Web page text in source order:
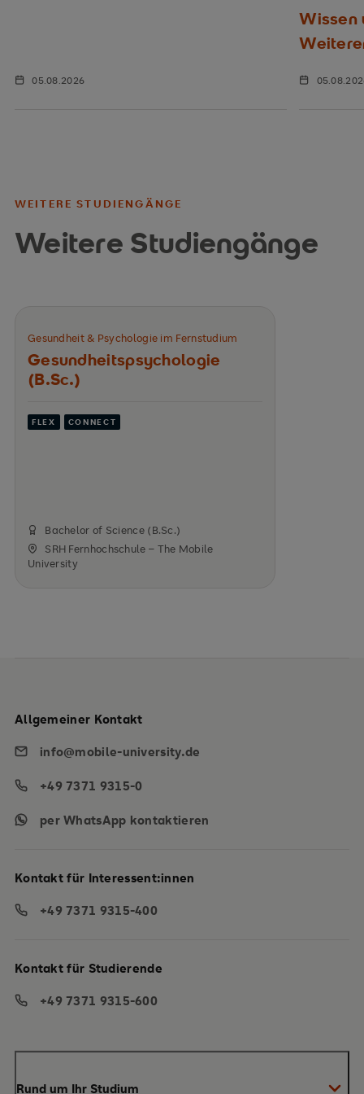
05.08.2026
Wissen
WEITERE STUDIENGÄNGE
Weitere Studiengänge
Gesundheit & Psychologie im Fernstudium
Gesundheitspsychologie
(B.Sc.)
FLEX CONNECT
Bachelor of Science (B.Sc.)
SRH Fernhochschule – The Mobile
University
Rund um Ihr Studium
Allgemeiner Kontakt
info@mobile-university.de
+49 7371 9315-0
per WhatsApp kontaktieren
Kontakt für Interessent:innen
+49 7371 9315-400
Kontakt für Studierende
+49 7371 9315-600